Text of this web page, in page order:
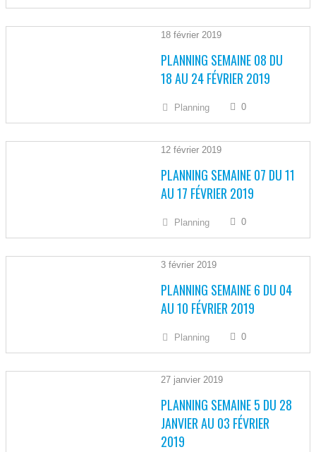
18 février 2019
PLANNING SEMAINE 08 DU
18 AU 24 FÉVRIER 2019
Planning 0
12 février 2019
PLANNING SEMAINE 07 DU 11
AU 17 FÉVRIER 2019
Planning 0
3 février 2019
PLANNING SEMAINE 6 DU 04
AU 10 FÉVRIER 2019
Planning 0
27 janvier 2019
PLANNING SEMAINE 5 DU 28
JANVIER AU 03 FÉVRIER
2019